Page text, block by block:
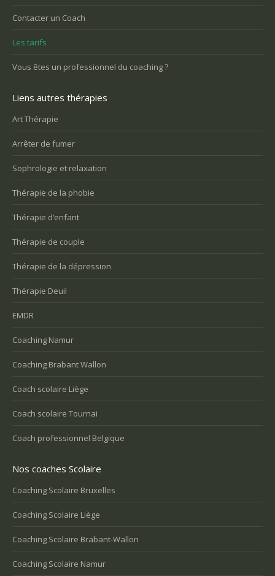
Contacter un Coach
Les tarifs
Vous êtes un professionnel du coaching ?
Liens autres thérapies
Art Thérapie
Arrêter de fumer
Sophrologie et relaxation
Thérapie de la phobie
Thérapie d’enfant
Thérapie de couple
Thérapie de la dépression
Thérapie Deuil
EMDR
Coaching Namur
Coaching Brabant Wallon
Coach scolaire Liège
Coach scolaire Tournai
Coach professionnel Belgique
Nos coaches Scolaire
Coaching Scolaire Bruxelles
Coaching Scolaire Liège
Coaching Scolaire Brabant-Wallon
Coaching Scolaire Namur